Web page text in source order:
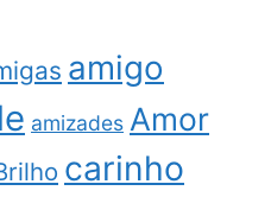
amigo
amizades Amor
carinho